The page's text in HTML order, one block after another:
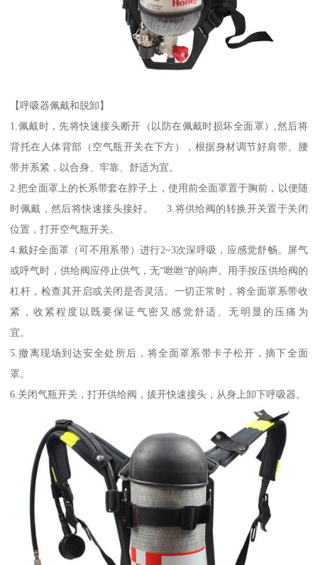
【呼吸器佩戴和脱卸】
1.佩戴时，先将快速接头断开（以防在佩戴时损坏全面罩）,然后将
背托在人体背部（空气瓶开关在下方），根据身材调节好肩带、腰
带并系紧，以合身、牢靠、舒适为宜。
2.把全面罩上的长系带套在脖子上，使用前全面罩置于胸前，以便随
时佩戴，然后将快速接头接好。 3.将供给阀的转换开关置于关闭
位置，打开空气瓶开关。
4.戴好全面罩（可不用系带）进行2~3次深呼吸，应感觉舒畅。屏气
或呼气时，供给阀应停止供气，无“咝咝”的响声。用手按压供给阀的
杠杆，检查其开启或关闭是否灵活。一切正常时，将全面罩系带收
紧，收紧程度以既要保证气密又感觉舒适、无明显的压痛为
宜。
5.撤离现场到达安全处所后，将全面罩系带卡子松开，摘下全面
罩。
6.关闭气瓶开关，打开供给阀，拔开快速接头，从身上卸下呼吸器。